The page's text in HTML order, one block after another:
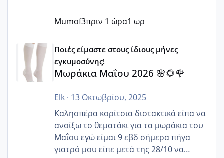
Mumof3πριν 1 ώρα1 ωρ
Μωράκια Μαΐου 2026 🌸🌻🌹
Ποιές είμαστε στους ίδιους μήνες
εγκυμοσύνης!
Μωράκια Μαΐου 2026 🌸🌻🌹
Elk· 13 Οκτωβρίου, 2025
Καλησπέρα κορίτσια διστακτικά είπα να
ανοίξω το θεματάκι για τα μωράκια του
Μαΐου εγώ είμαι 9 εβδ σήμερα πήγα
γιατρό μου είπε μετά της 28/10 να